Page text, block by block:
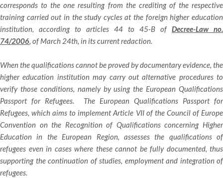
corresponds to the one resulting from the crediting of the respective
training carried out in the study cycles at the foreign higher education
institution, according to articles 44 to 45-B of Decree-Law no.
74/2006, of March 24th, in its current redaction.
When the qualifications cannot be proved by documentary evidence, the
higher education institution may carry out alternative procedures to
verify those conditions, namely by using the European Qualifications
Passport for Refugees. The European Qualifications Passport for
Refugees, which aims to implement Article VII of the Council of Europe
Convention on the Recognition of Qualifications concerning Higher
Education in the European Region, assesses the qualifications of
refugees even in cases where these cannot be fully documented, thus
supporting the continuation of studies, employment and integration of
refugees.